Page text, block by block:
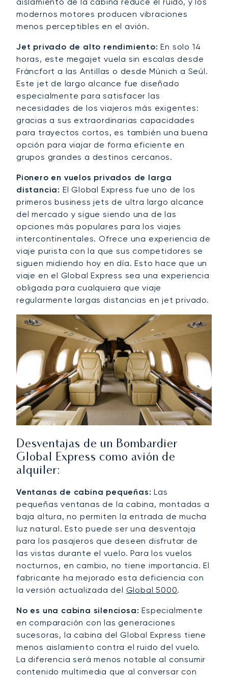
modernos motores producen vibraciones
menos perceptibles en el avión.
Jet privado de alto rendimiento: En solo 14
horas, este megajet vuela sin escalas desde
Fráncfort a las Antillas o desde Múnich a Seúl.
Este jet de largo alcance fue diseñado
especialmente para satisfacer las
necesidades de los viajeros más exigentes:
gracias a sus extraordinarias capacidades
para trayectos cortos, es también una buena
opción para viajar de forma eficiente en
grupos grandes a destinos cercanos.
Pionero en vuelos privados de larga
distancia: El Global Express fue uno de los
primeros business jets de ultra largo alcance
del mercado y sigue siendo una de las
opciones más populares para los viajes
intercontinentales. Ofrece una experiencia de
viaje purista con la que sus competidores se
siguen midiendo hoy en día. Esto hace que un
viaje en el Global Express sea una experiencia
obligada para cualquiera que viaje
regularmente largas distancias en jet privado.
Desventajas de un Bombardier
Global Express como avión de
alquiler:
Ventanas de cabina pequeñas: Las
pequeñas ventanas de la cabina, montadas a
baja altura, no permiten la entrada de mucha
luz natural. Esto puede ser una desventaja
para los pasajeros que deseen disfrutar de
las vistas durante el vuelo. Para los vuelos
nocturnos, en cambio, no tiene importancia. El
fabricante ha mejorado esta deficiencia con
la versión actualizada del Global 5000.
No es una cabina silenciosa: Especialmente
en comparación con las generaciones
sucesoras, la cabina del Global Express tiene
menos aislamiento contra el ruido del vuelo.
La diferencia será menos notable al consumir
contenido multimedia que al conversar con